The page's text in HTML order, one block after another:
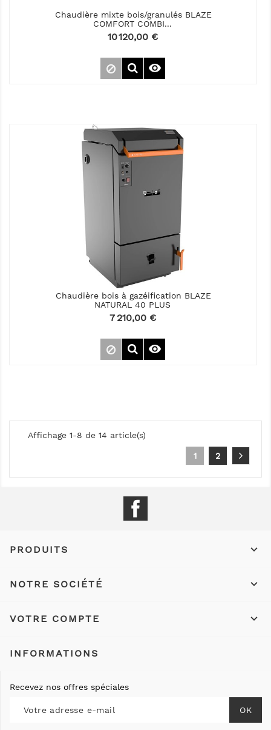
Chaudière mixte bois/granulés BLAZE
COMFORT COMBI...
Prix
10 120,00 €

Chaudière bois à gazéification BLAZE
NATURAL 40 PLUS
Prix
7 210,00 €

Affichage 1-8 de 14 article(s)
1 2
PRODUITS 
NOTRE SOCIÉTÉ 
VOTRE COMPTE 
INFORMATIONS
Recevez nos offres spéciales